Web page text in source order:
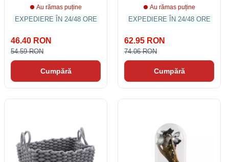
Au rămas puține
EXPEDIERE ÎN 24/48 ORE
46.40 RON
54.59 RON
Cumpără
Au rămas puține
EXPEDIERE ÎN 24/48 ORE
62.95 RON
74.06 RON
Cumpără